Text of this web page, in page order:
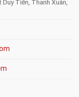
Tiến, Thanh Xuân,